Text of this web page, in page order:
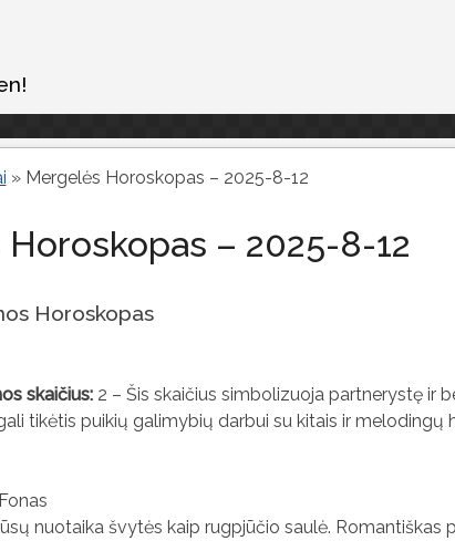
» Mergelės Horoskopas – 2025-8-12
– 2025-8-12
Horoskopas
skaičius:2 – Šis skaičius simbolizuoja partnerystę ir
tikėtis puikių galimybių darbui su kitais ir melodingų
nuotaika švytės kaip rugpjūčio saulė. Romantiškas